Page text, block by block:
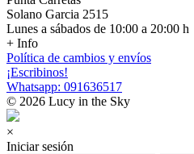
Solano Garcia 2515
Lunes a sábados de 10:00 a 20:00 h
+ Info
Política de cambios y envíos
¡Escribinos!
Whatsapp: 091636517
© 2026 Lucy in the Sky
×
Iniciar sesión